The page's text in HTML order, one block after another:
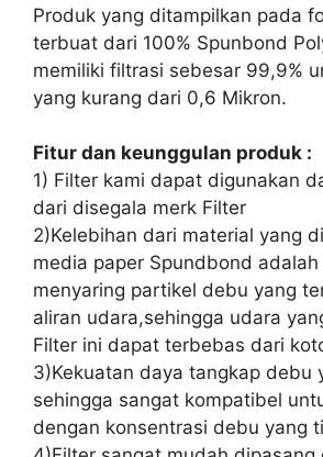
Produk yang ditampilkan pada
terbuat dari 100% Spunbond
memiliki filtrasi sebesar 99,9%
yang kurang dari 0,6 Mikron.
Fitur dan keunggulan produk :
1) Filter kami dapat digunakan
dari disegala merk Filter
2)Kelebihan dari material yang
media paper Spundbond
menyaring partikel debu yang
aliran udara,sehingga udara
Filter ini dapat terbebas dari
3)Kekuatan daya tangkap debu
sehingga sangat kompatibel
dengan konsentrasi debu yang